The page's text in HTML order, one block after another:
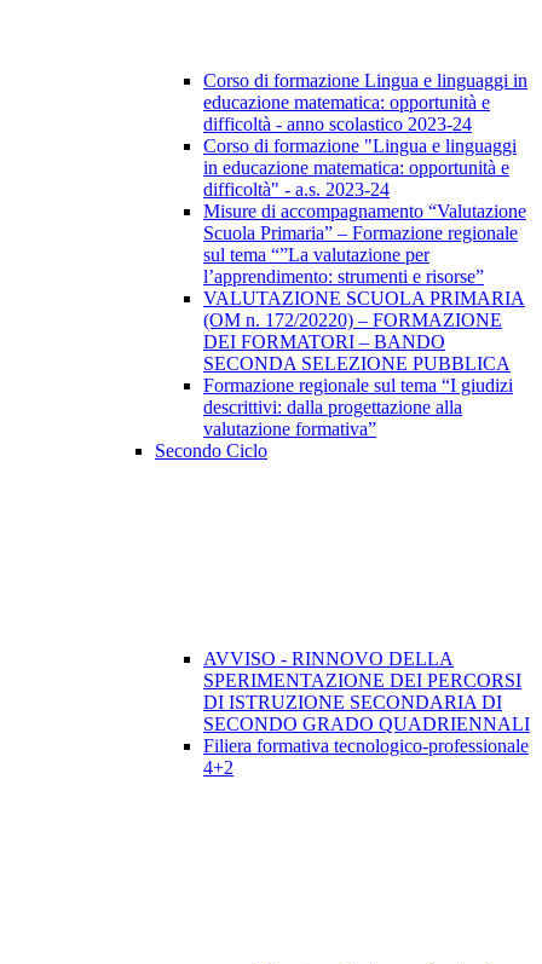
Corso di formazione Lingua e linguaggi in
educazione matematica: opportunità e
difficoltà - anno scolastico 2023-24
Corso di formazione "Lingua e linguaggi
in educazione matematica: opportunità e
difficoltà" - a.s. 2023-24
Misure di accompagnamento “Valutazione
Scuola Primaria” – Formazione regionale
sul tema “”La valutazione per
l’apprendimento: strumenti e risorse”
VALUTAZIONE SCUOLA PRIMARIA
(OM n. 172/20220) – FORMAZIONE
DEI FORMATORI – BANDO
SECONDA SELEZIONE PUBBLICA
Formazione regionale sul tema “I giudizi
descrittivi: dalla progettazione alla
valutazione formativa”
Secondo Ciclo
AVVISO - RINNOVO DELLA
SPERIMENTAZIONE DEI PERCORSI
DI ISTRUZIONE SECONDARIA DI
SECONDO GRADO QUADRIENNALI
Filiera formativa tecnologico-professionale
4+2